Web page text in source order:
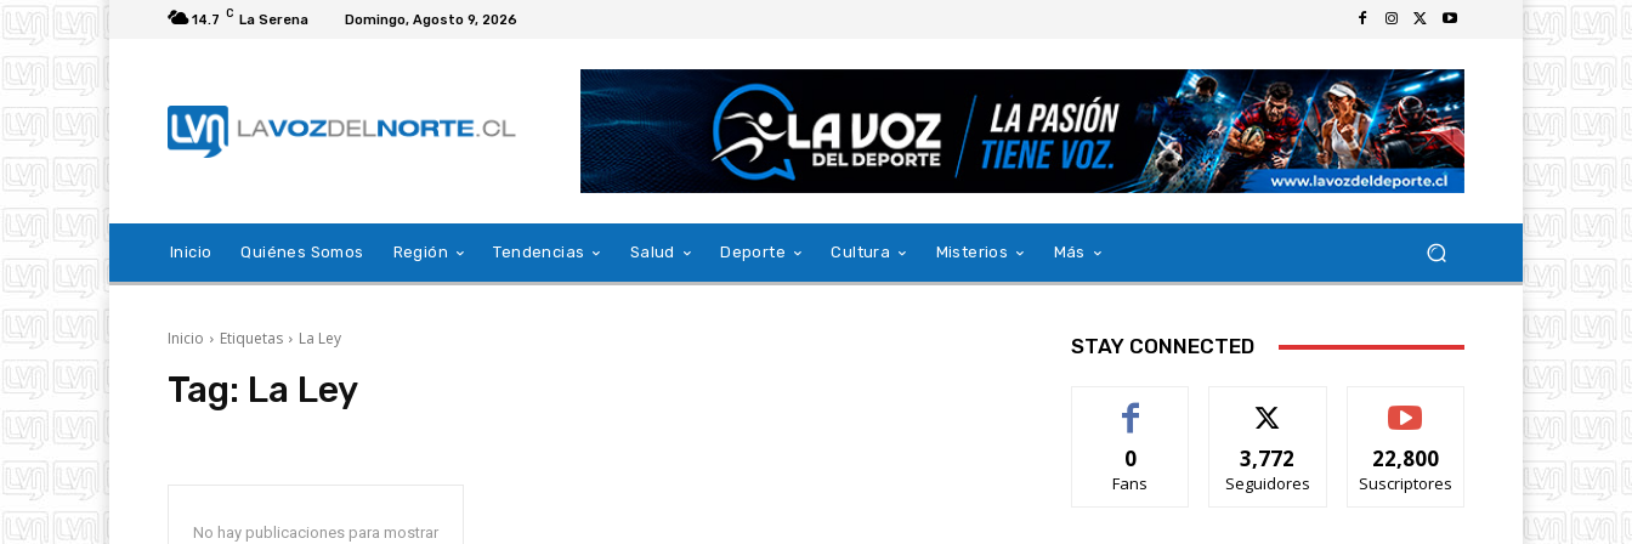
14.7 C La Serena Domingo, Agosto 9, 2026
Inicio Quiénes Somos Región Tendencias Salud Deporte Cultura Misterios Más
Inicio Etiquetas La Ley
Tag: La Ley
No hay publicaciones para mostrar
STAY CONNECTED
0
Fans
3,772
Seguidores
22,800
Suscriptores